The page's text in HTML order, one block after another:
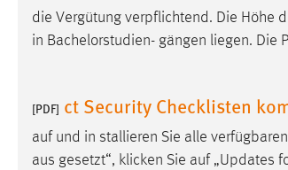
die Vergütung verpflichtend. Die Höhe
in Bachelorstudien- gängen liegen. Die
[PDF] ct Security Checklisten
auf und in­ stallieren Sie alle
aus­ gesetzt“, klicken Sie auf „Updates
MARKETING
Marketing Cookies werden von
hinweg verfolgen.
Google Ads